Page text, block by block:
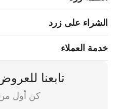
الشراء على زرد
خدمة العملاء
تابعنا
كن أول